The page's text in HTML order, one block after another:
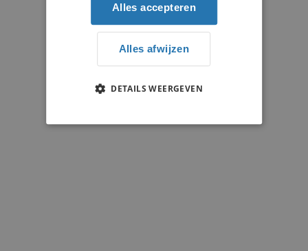
Alles accepteren
Alles afwijzen
DETAILS WEERGEVEN